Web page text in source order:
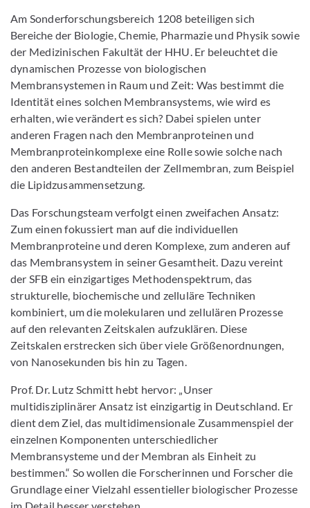
Am Sonderforschungsbereich 1208 beteiligen sich
Bereiche der Biologie, Chemie, Pharmazie und Physik sowie
der Medizinischen Fakultät der HHU. Er beleuchtet die
dynamischen Prozesse von biologischen
Membransystemen in Raum und Zeit: Was bestimmt die
Identität eines solchen Membransystems, wie wird es
erhalten, wie verändert es sich? Dabei spielen unter
anderen Fragen nach den Membranproteinen und
Membranproteinkomplexe eine Rolle sowie solche nach
den anderen Bestandteilen der Zellmembran, zum Beispiel
die Lipidzusammensetzung.
Das Forschungsteam verfolgt einen zweifachen Ansatz:
Zum einen fokussiert man auf die individuellen
Membranproteine und deren Komplexe, zum anderen auf
das Membransystem in seiner Gesamtheit. Dazu vereint
der SFB ein einzigartiges Methodenspektrum, das
strukturelle, biochemische und zelluläre Techniken
kombiniert, um die molekularen und zellulären Prozesse
auf den relevanten Zeitskalen aufzuklären. Diese
Zeitskalen erstrecken sich über viele Größenordnungen,
von Nanosekunden bis hin zu Tagen.
Prof. Dr. Lutz Schmitt hebt hervor: „Unser
multidisziplinärer Ansatz ist einzigartig in Deutschland. Er
dient dem Ziel, das multidimensionale Zusammenspiel der
einzelnen Komponenten unterschiedlicher
Membransysteme und der Membran als Einheit zu
bestimmen.“ So wollen die Forscherinnen und Forscher die
Grundlage einer Vielzahl essentieller biologischer Prozesse
im Detail besser verstehen.